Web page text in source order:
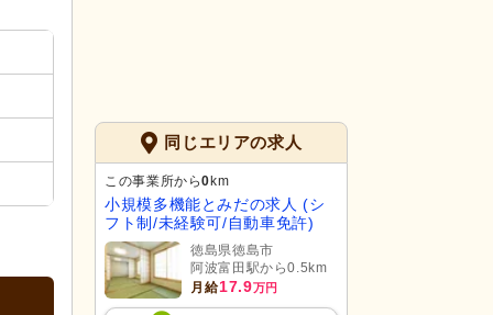
同じエリアの求人
この事業所から0km
小規模多機能とみだの求人 (シ
フト制/未経験可/自動車免許)
徳島県徳島市
阿波富田駅から0.5km
月給17.9万円